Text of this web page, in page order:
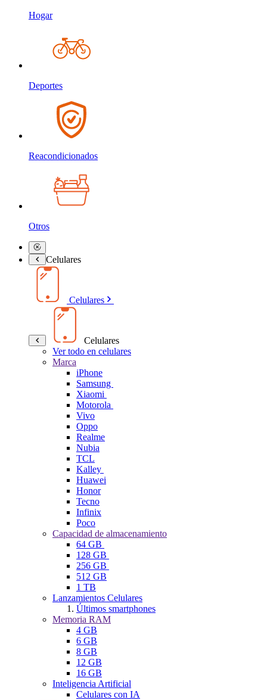
Hogar
Deportes
Reacondicionados
Otros
Celulares
Celulares
Celulares
Ver todo en celulares
Marca
iPhone
Samsung
Xiaomi
Motorola
Vivo
Oppo
Realme
Nubia
TCL
Kalley
Huawei
Honor
Tecno
Infinix
Poco
Capacidad de almacenamiento
64 GB
128 GB
256 GB
512 GB
1 TB
Lanzamientos Celulares
Últimos smartphones
Memoria RAM
4 GB
6 GB
8 GB
12 GB
16 GB
Inteligencia Artificial
Celulares con IA